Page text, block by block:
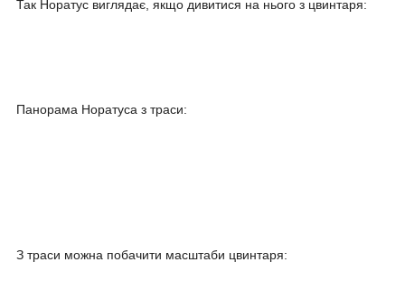
Так Норатус виглядає, якщо дивитися на нього з цвинтаря:
Панорама Норатуса з траси:
З траси можна побачити масштаби цвинтаря: